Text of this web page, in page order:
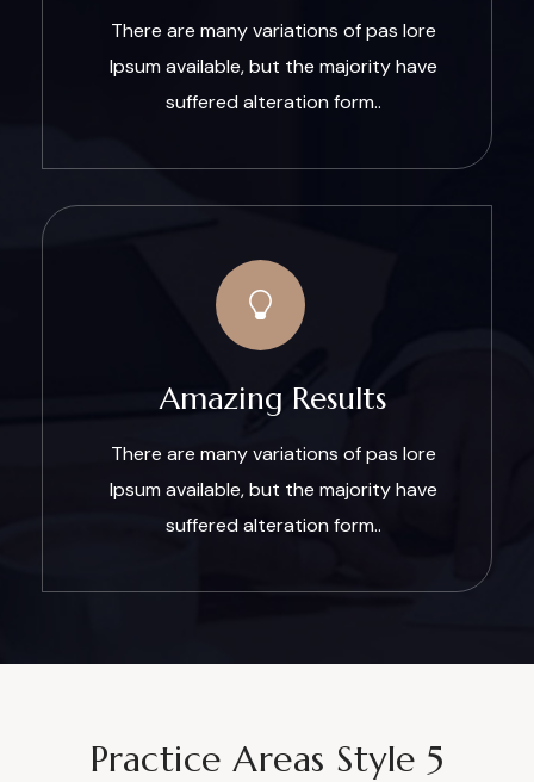
There are many variations of pas lore
Ipsum available, but the majority have
suffered alteration form..
Amazing Results
There are many variations of pas lore
Ipsum available, but the majority have
suffered alteration form..
Practice Areas Style 5